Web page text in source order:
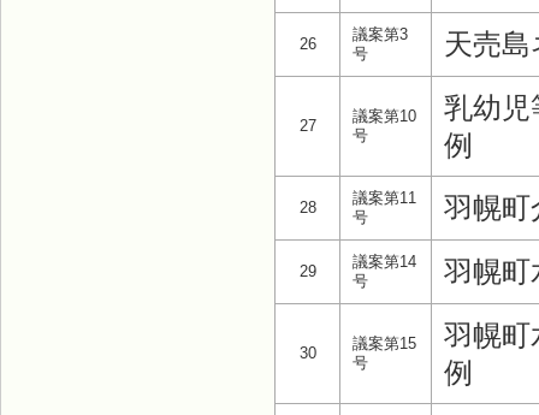
26
議案第3
号
天売
27
議案第10
号
乳幼
例
28
議案第11
号
羽幌町
29
議案第14
号
羽幌町
30
議案第15
号
羽幌町
例